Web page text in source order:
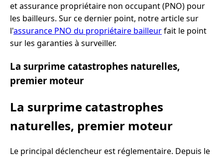
et assurance propriétaire non occupant (PNO) pour
les bailleurs. Sur ce dernier point, notre article sur
l'assurance PNO du propriétaire bailleurfait le point
sur les garanties à surveiller.
La surprime catastrophes naturelles,
premier moteur
La surprime catastrophes
naturelles, premier moteur
Le principal déclencheur est réglementaire. Depuis le